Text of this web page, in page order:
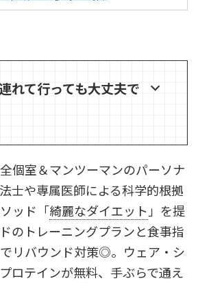
れて行っても大丈夫で
個室＆マンツーマンのパーソナ
士や専属医師による科学的根拠
ッド「綺麗なダイエット」を提
のトレーニングプランと食事指
リバウンド対策◎。ウェア・シ
ロテインが無料、手ぶらで通え